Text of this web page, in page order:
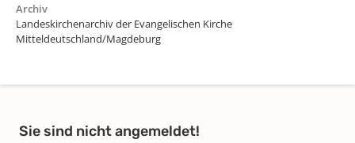
Archiv
Landeskirchenarchiv der Evangelischen Kirche
Mitteldeutschland/Magdeburg
Sie sind nicht angemeldet!